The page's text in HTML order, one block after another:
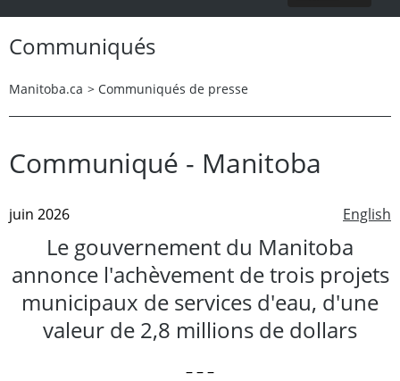
Communiqués
Manitoba.ca > Communiqués de presse
Communiqué - Manitoba
English
juin 2026
Le gouvernement du Manitoba
annonce l'achèvement de trois projets
municipaux de services d'eau, d'une
valeur de 2,8 millions de dollars
– – –